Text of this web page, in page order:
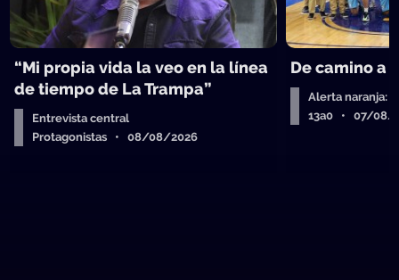
“Mi propia vida la veo en la línea
de tiempo de La Trampa”
Entrevista central
Protagonistas • 08/08/2026
De camino a
Alerta naranja:
13a0 • 07/08/